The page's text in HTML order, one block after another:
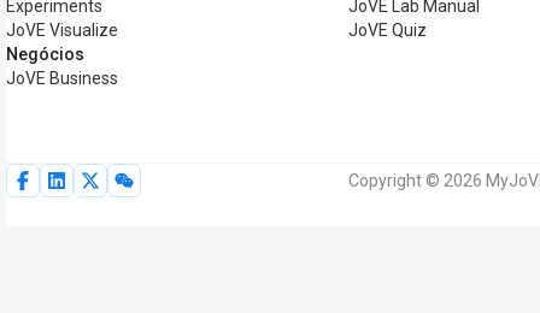
Experiments
JoVE Visualize
Negócios
JoVE Business
JoVE Lab Manual
JoVE Quiz
Copyright © 2026